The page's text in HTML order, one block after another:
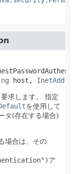
host,
求します。
指定
を使用して
タ(存在する場合)
場合は、その
ア